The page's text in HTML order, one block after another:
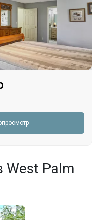
Palm